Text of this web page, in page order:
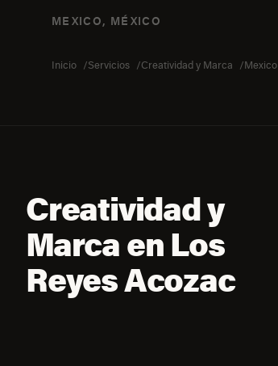
MEXICO, MÉXICO
Inicio Servicios Creatividad y Marca Mexico
Creatividad y
Marca en Los
Reyes Acozac